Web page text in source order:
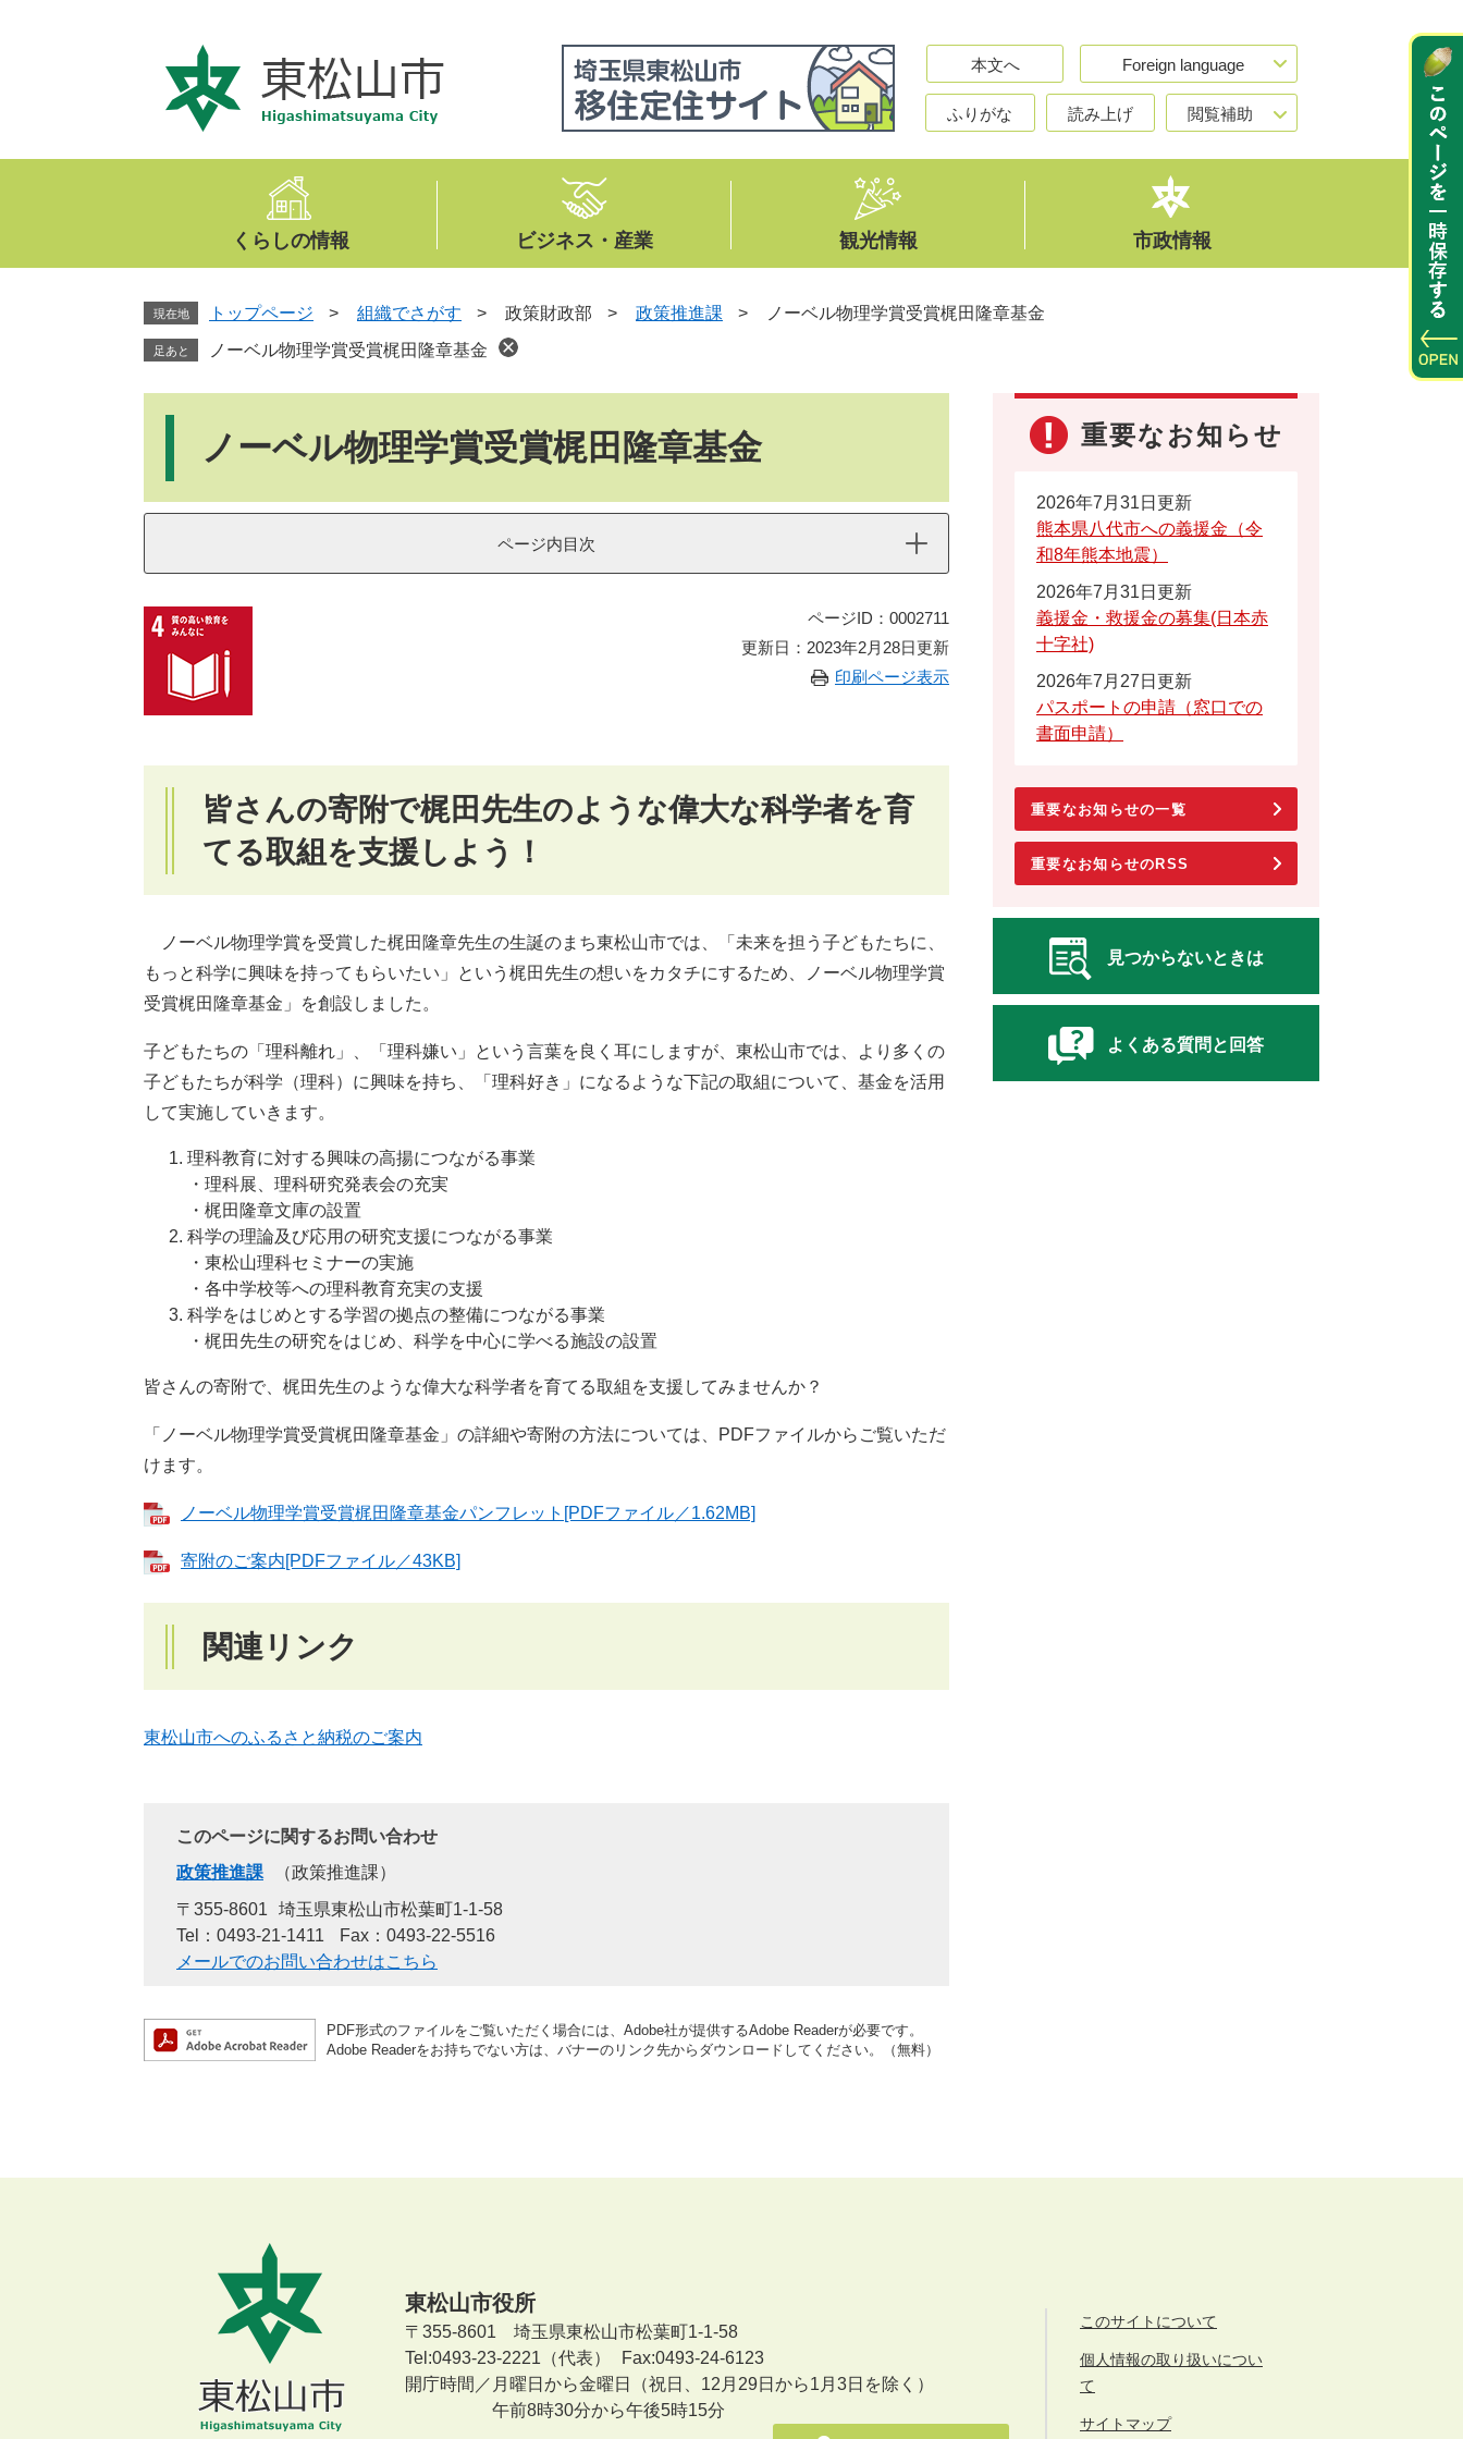
文
本文へ Foreign language
ふりがな 読み上げ 閲覧補助
くらしの情報 ビジネス・産業 観光情報 市政情報
現在地 トップページ > 組織でさがす > 政策財政部 > 政策推進課 > ノーベル物理学賞受賞梶田隆章基金
足あと ノーベル物理学賞受賞梶田隆章基金
ノーベル物理学賞受賞梶田隆章基金
ページ内目次
ページID：0002711
更新日：2023年2月28日更新
印刷ページ表示
皆さんの寄附で梶田先生のような偉大な科学者を育
てる取組を支援しよう！
ノーベル物理学賞を受賞した梶田隆章先生の生誕のまち東松山市では、「未来を担う子どもたちに、
もっと科学に興味を持ってもらいたい」という梶田先生の想いをカタチにするため、ノーベル物理学賞
受賞梶田隆章基金」を創設しました。
子どもたちの「理科離れ」、「理科嫌い」という言葉を良く耳にしますが、東松山市では、より多くの
子どもたちが科学（理科）に興味を持ち、「理科好き」になるような下記の取組について、基金を活用
して実施していきます。
理科教育に対する興味の高揚につながる事業
・理科展、理科研究発表会の充実
・梶田隆章文庫の設置
科学の理論及び応用の研究支援につながる事業
・東松山理科セミナーの実施
・各中学校等への理科教育充実の支援
科学をはじめとする学習の拠点の整備につながる事業
・梶田先生の研究をはじめ、科学を中心に学べる施設の設置
皆さんの寄附で、梶田先生のような偉大な科学者を育てる取組を支援してみませんか？
「ノーベル物理学賞受賞梶田隆章基金」の詳細や寄附の方法については、PDFファイルからご覧いただ
けます。
ノーベル物理学賞受賞梶田隆章基金パンフレット[PDFファイル／1.62MB]
寄附のご案内[PDFファイル／43KB]
関連リンク
東松山市へのふるさと納税のご案内
このページに関するお問い合わせ
政策推進課
政策推進課
〒355-8601
埼玉県東松山市松葉町1-1-58
Tel：0493-21-1411
Fax：0493-22-5516
メールでのお問い合わせはこちら
PDF形式のファイルをご覧いただく場合には、Adobe社が提供するAdobe Readerが必要です。
Adobe Readerをお持ちでない方は、バナーのリンク先からダウンロードしてください。（無料）
重要なお知らせ
2026年7月31日更新
熊本県八代市への義援金（令
和8年熊本地震）
2026年7月31日更新
義援金・救援金の募集(日本赤
十字社)
2026年7月27日更新
パスポートの申請（窓口での
書面申請）
重要なお知らせの一覧
重要なお知らせのRSS
見つからないときは
よくある質問と回答
東松山市役所
〒355-8601 埼玉県東松山市松葉町1-1-58
Tel:0493-23-2221（代表）
Fax:0493-24-6123
開庁時間／月曜日から金曜日
（祝日、12月29日から1月3日を除く）
午前8時30分から午後5時15分
このサイトについて
個人情報の取り扱いについ
て
サイトマップ